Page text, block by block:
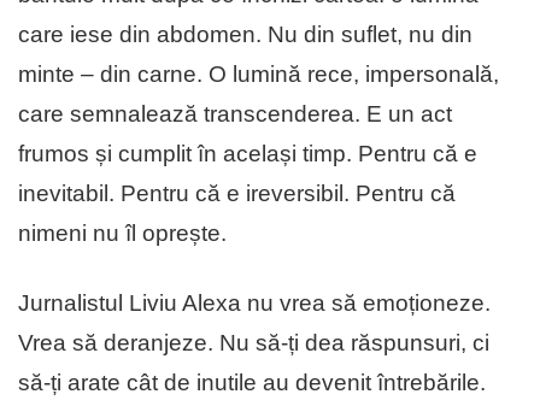
care iese din abdomen. Nu din suflet, nu din
minte – din carne. O lumină rece, impersonală,
care semnalează transcenderea. E un act
frumos și cumplit în același timp. Pentru că e
inevitabil. Pentru că e ireversibil. Pentru că
nimeni nu îl oprește.
Jurnalistul Liviu Alexa nu vrea să emoționeze.
Vrea să deranjeze. Nu să-ți dea răspunsuri, ci
să-ți arate cât de inutile au devenit întrebările.